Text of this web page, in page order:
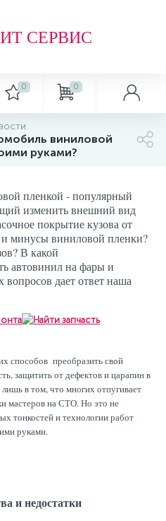
СЕРВИС
0 0
виниловой
руками?
пленкой - популярный
изменить внешний вид
покрытие кузова от
минусы виниловой пленки?
В какой
автовинил на фары и
вопросов дает ответ наша
способов преобразить свой
защитить от дефектов и царапин в
в том, что многих отпугивает
мастеров на СТО. Но это не
тонкостей и технологии работ
руками.
и недостатки
части